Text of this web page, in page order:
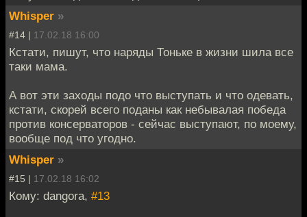
Whisper »
#14 | 17.02.18 16:00
Кстати, пишут, что наряды Тоньке в жизни шила все
таки мама.
А вот эти заходы подо что выступать и что одевать,
кстати, скорей всего поданы как небывалая победа
против консерваторов - сейчас выступают, по моему,
вообще под что угодно.
Whisper »
#15 | 17.02.18 16:02
Кому: dangora, #13